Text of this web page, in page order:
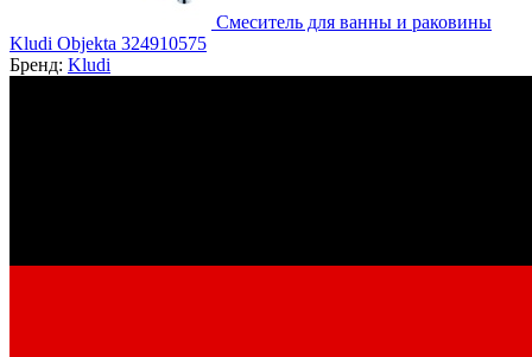
Смеситель для ванны и раковины
Kludi Objekta 324910575
Бренд: Kludi